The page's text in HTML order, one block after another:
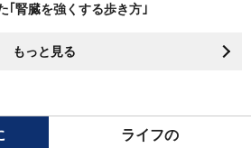
｢腎臓を強くする歩き方｣
もっと見る
ライフの